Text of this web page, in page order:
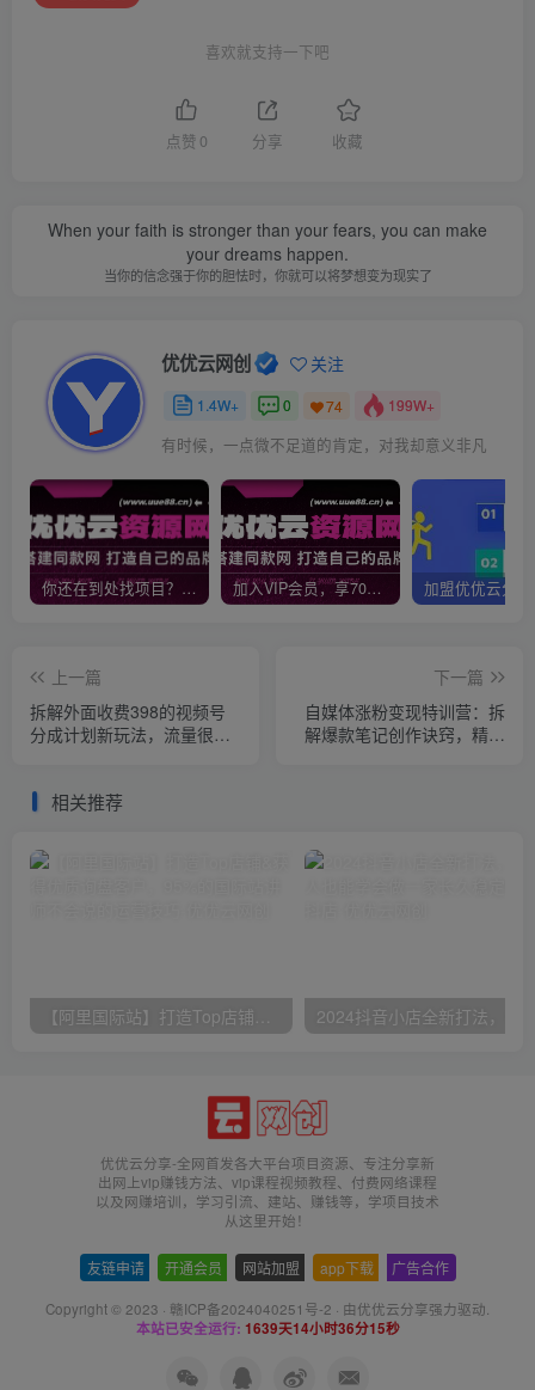
喜欢就支持一下吧
点赞 0 分享 收藏
When your faith is stronger than your fears, you can make
your dreams happen.
当你的信念强于你的胆怯时，你就可以将梦想变为现实了
优优云网创 关注
1.4W+ 0 74 199W+
有时候，一点微不足道的肯定，对我却意义非凡
你还在到处找项目？还在当韭菜？我靠网创资源站一个月收入5万+，曾经我也是个失败者。 加入VIP会员，享70%的推广提成，免费学习多种网上创业课程，菜鸟秒变大神！
上一篇
拆解外面收费398的视频号
分成计划新玩法，流量很
下一篇
自媒体涨粉变现特训营：拆
解爆款笔记创作诀窍，精通
相关推荐
【阿里国际站】打造Top店铺&获得优质询盘客户，​95%的国际站讲师不会说的运营技巧
优优云分享-全网首发各大平台项目资源、专注分享新
出网上vip赚钱方法、vip课程视频教程、付费网络课程
以及网赚培训，学习引流、建站、赚钱等，学项目技术
从这里开始！
友链申请 开通会员 网站加盟 app下载 广告合作
Copyright © 2023 · 赣ICP备2024040251号-2 · 由优优云分享强力驱动.
本站已安全运行: 1639天14小时36分15秒